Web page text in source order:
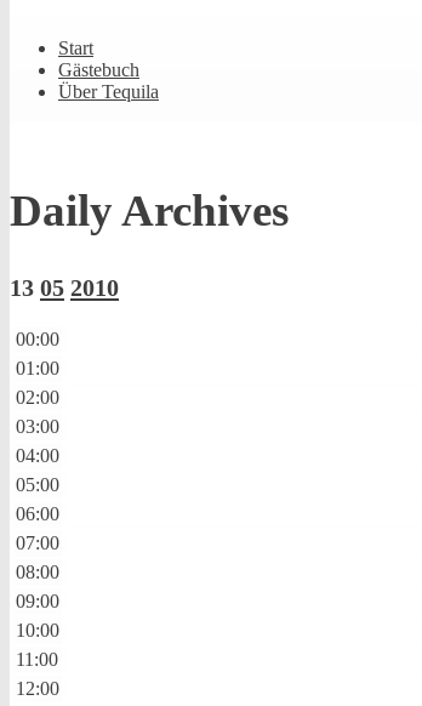
Navigation
Start
Gästebuch
Über Tequila
Daily Archives
13 05 2010
00:00
01:00
02:00
03:00
04:00
05:00
06:00
07:00
08:00
09:00
10:00
11:00
12:00